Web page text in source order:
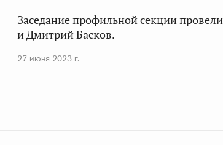
Заседание профильной секции
и Дмитрий Басков.
27 июня 2023 г.